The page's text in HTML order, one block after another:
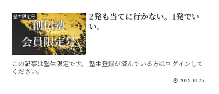
塾生限定号
2発も当てに行かない。1発でい
い。
この記事は塾生限定です。 塾生登録が済んでいる方はログインして
ください。
2025.10.25